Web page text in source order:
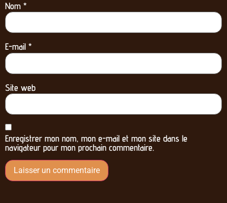
Nom *
E-mail *
Site web
Enregistrer mon nom, mon e-mail et mon site dans le
navigateur pour mon prochain commentaire.